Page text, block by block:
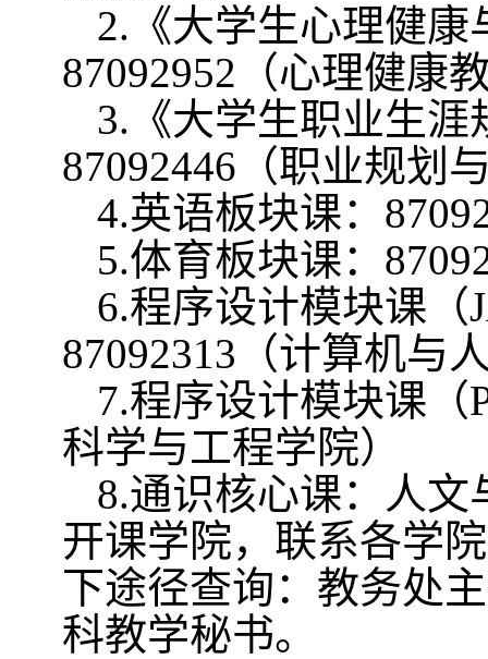
2. 《大学生心理健
87092952 （心理健康
3. 《大学生职业生
87092446 （职业规划
4.英语板块课：
5.体育板块课：
6.程序设计模块课（
87092313 （计算机与
7.程序设计模块课（
科学与工程学院）
8.通识核心课：人文
开课学院，联系各学
下途径查询：教务处
科教学秘书。